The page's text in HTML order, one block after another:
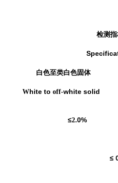
检测
白色至类白色固体
White to off-white solid
≤2.0%
≤